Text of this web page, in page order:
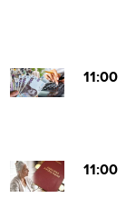
11:00
11:00